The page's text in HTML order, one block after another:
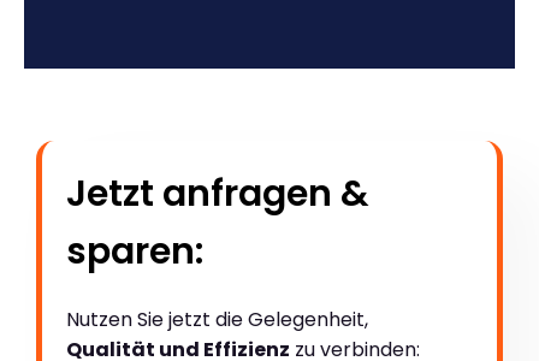
Jetzt anfragen &
sparen:
Nutzen Sie jetzt die Gelegenheit,
Qualität und Effizienz zu verbinden: